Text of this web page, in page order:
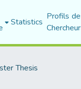
Statistics Profils
Thesis